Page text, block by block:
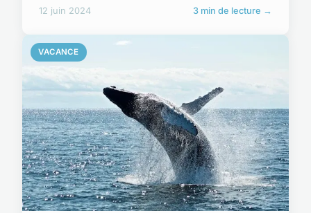
12 juin 2024 3 min de lecture →
VACANCE